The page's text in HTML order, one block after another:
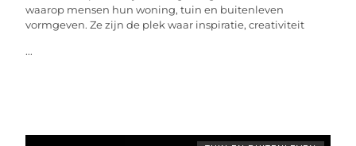
waarop mensen hun woning, tuin en buitenleven
vormgeven. Ze zijn de plek waar inspiratie, creativiteit
...